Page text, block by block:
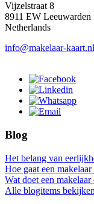
Vijzelstraat 8
8911 EW Leeuwarden
Netherlands
info@makelaar-kaart.nl
Blog
Het belang van
Hoe gaat een
Wat doet een
Alle blogitems bekijken